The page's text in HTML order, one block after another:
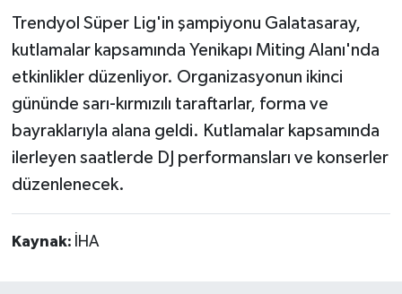
Trendyol Süper Lig'in şampiyonu Galatasaray,
kutlamalar kapsamında Yenikapı Miting Alanı'nda
etkinlikler düzenliyor. Organizasyonun ikinci
gününde sarı-kırmızılı taraftarlar, forma ve
bayraklarıyla alana geldi. Kutlamalar kapsamında
ilerleyen saatlerde DJ performansları ve konserler
düzenlenecek.
Kaynak: İHA